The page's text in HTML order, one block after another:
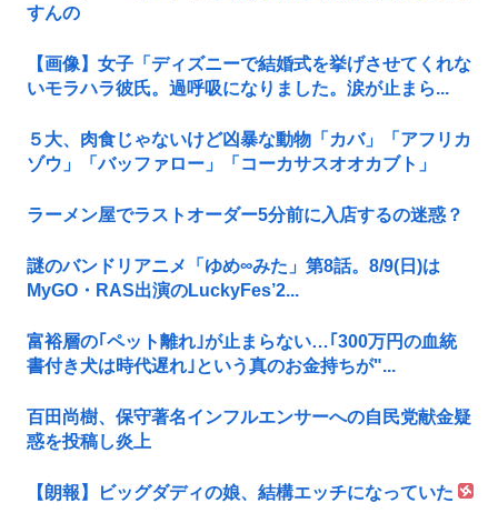
すんの
【画像】女子「ディズニーで結婚式を挙げさせてくれな
いモラハラ彼氏。過呼吸になりました。涙が止まら...
５大、肉食じゃないけど凶暴な動物「カバ」「アフリカ
ゾウ」「バッファロー」「コーカサスオオカブト」
ラーメン屋でラストオーダー5分前に入店するの迷惑？
謎のバンドリアニメ「ゆめ∞みた」第8話。8/9(日)は
MyGO・RAS出演のLuckyFes’2...
富裕層の｢ペット離れ｣が止まらない…｢300万円の血統
書付き犬は時代遅れ｣という真のお金持ちが"...
百田尚樹、保守著名インフルエンサーへの自民党献金疑
惑を投稿し炎上
【朗報】ビッグダディの娘、結構エッチになっていた